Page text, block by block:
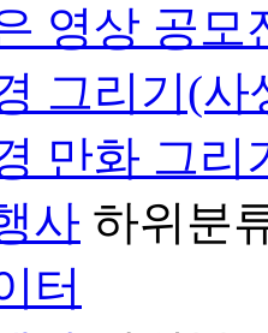
영상 공모
그리기(사
만화 그리
사 하위분
터